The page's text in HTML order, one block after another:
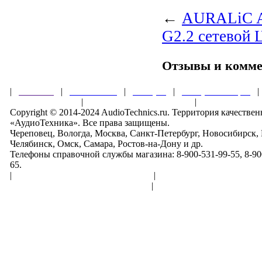
← AURALiC
G2.2
Отзывы и
| | | |
|
|
Copyright © 2014-2024 AudioTechnics.ru. Территория
«АудиоТехника». Все права защищены.
Череповец, Вологда, Москва, Санкт-Петербург,
Челябинск, Омск, Самара, Ростов-на-Дону и др.
Телефоны справочной службы магазина: 8-900-531-99-55, 8-
65.
|
|
|